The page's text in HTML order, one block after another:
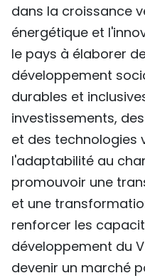
dans la croissance
énergétique et
le pays à élaborer
développement
durables et
investissements,
et des technologies
l'adaptabilité au
promouvoir une
et une
renforcer les
développement du
devenir un marché